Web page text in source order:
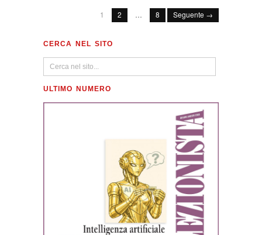
1 2 … 8 Seguente →
CERCA NEL SITO
ULTIMO NUMERO